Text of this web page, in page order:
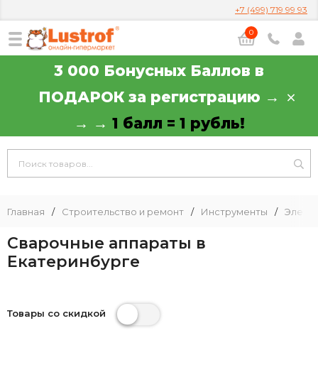
+7 (499) 719 99 93
0
3 000 Бонусных Баллов в
ПОДАРОК за регистрацию →
→ → 1 балл = 1 рубль!
Главная / Строительство и ремонт / Инструменты /
Сварочные аппараты в
Екатеринбурге
Товары со скидкой